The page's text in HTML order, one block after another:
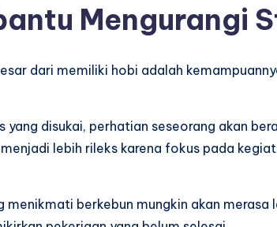
Mengurangi
dari memiliki hobi adalah
disukai, perhatian seseorang akan
lebih rileks karena fokus pada
menikmati berkebun mungkin akan